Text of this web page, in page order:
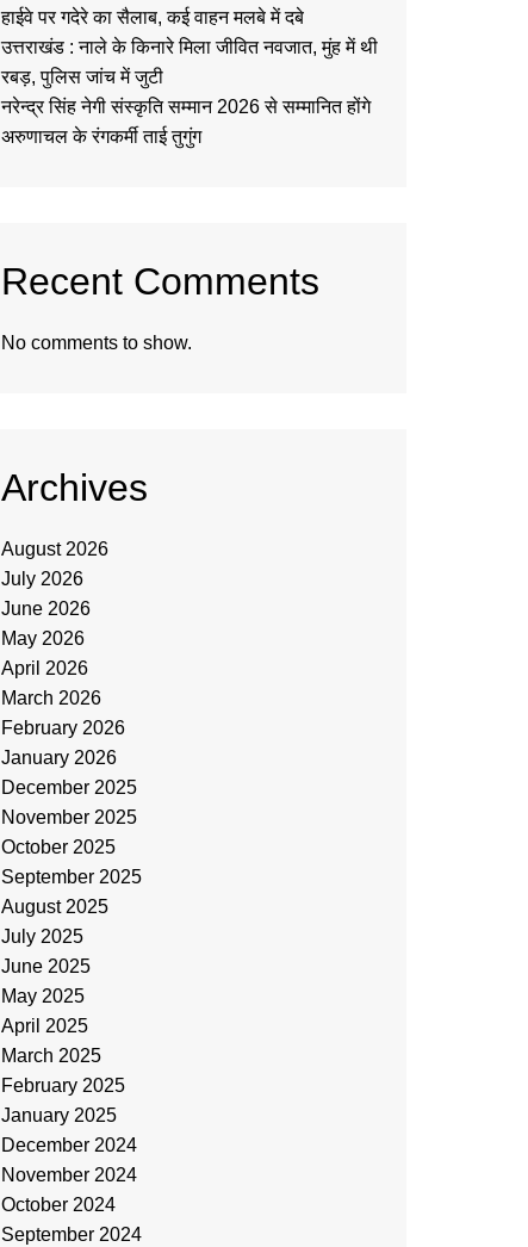
हाईवे पर गदेरे का सैलाब, कई वाहन मलबे में दबे
उत्तराखंड : नाले के किनारे मिला जीवित नवजात, मुंह में थी
रबड़, पुलिस जांच में जुटी
नरेन्द्र सिंह नेगी संस्कृति सम्मान 2026 से सम्मानित होंगे
अरुणाचल के रंगकर्मी ताई तुगुंग
Recent Comments
No comments to show.
Archives
August 2026
July 2026
June 2026
May 2026
April 2026
March 2026
February 2026
January 2026
December 2025
November 2025
October 2025
September 2025
August 2025
July 2025
June 2025
May 2025
April 2025
March 2025
February 2025
January 2025
December 2024
November 2024
October 2024
September 2024